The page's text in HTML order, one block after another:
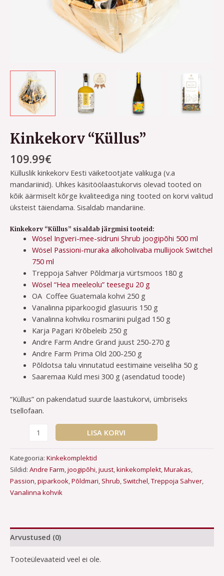
Kinkekorv “Küllus”
109.99€
Külluslik kinkekorv Eesti väiketootjate valikuga (v.a
mandariinid). Uhkes käsitöölaastukorvis olevad tooted on
kõik äärmiselt kõrge kvaliteediga ning tooted on korvi valitud
üksteist täiendama. Sisaldab mandariine.
Kinkekorv “Küllus” sisaldab järgmisi tooteid:
Wösel Ingveri-mee-sidruni Shrub joogipõhi 500 ml
Wösel Passioni-muraka alkoholivaba mullijook Switchel
750 ml
Treppoja Sahver Põldmarja vürtsmoos 180 g
Wösel “Hea meeleolu” teesegu 20 g
OA Coffee Guatemala kohvi 250 g
Vanalinna piparkoogid glasuuris 150 g
Vanalinna kohviku rosmariini pulgad 150 g
Karja Pagari Krõbeleib 250 g
Andre Farm Andre Grand juust 250-270 g
Andre Farm Prima Old 200-250 g
Põldotsa talu vinnutatud eestimaine veiseliha 50 g
Saaremaa Kuld mesi 300 g (asendatud toode)
“Küllus” on pakendatud suurde laastukorvi, ümbriseks
tsellofaan.
LISA KORVI
Kategooria: Kinkekomplektid
Sildid: Andre Farm,joogipõhi,juust,kinkekomplekt,Murakas,
Passion,piparkook,Põldmari, Shrub, Switchel,Treppoja Sahver,
Vanalinna kohvik
Arvustused (0)
Tooteülevaateid veel ei ole.